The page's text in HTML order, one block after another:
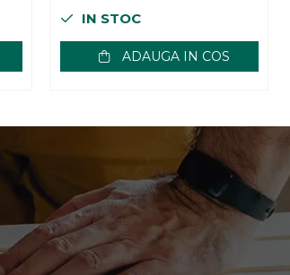
IN STOC
ADAUGA IN COS